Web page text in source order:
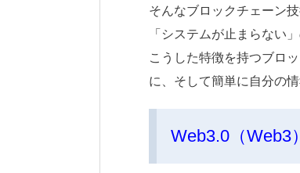
そんなブロックチェーン
「システムが止まらない
こうした特徴を持つブロ
に、そして簡単に自分の
Web3.0（Web3